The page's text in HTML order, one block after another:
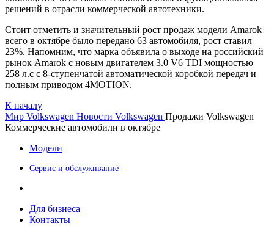
решений в отрасли коммерческой автотехники.
Стоит отметить и значительный рост продаж модели Amarok –
всего в октябре было передано 63 автомобиля, рост ставил
23%. Напомним, что марка объявила о выходе на российский
рынок Amarok с новым двигателем 3.0 V6 TDI мощностью
258 л.с с 8-ступенчатой автоматической коробкой передач и
полным приводом 4MOTION.
К началу
Мир Volkswagen Новости Volkswagen Продажи Volkswagen
Коммерческие автомобили в октябре
Модели
Сервис и обслуживание
Для бизнеса
Контакты